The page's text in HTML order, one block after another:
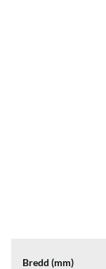
Bredd (mm)